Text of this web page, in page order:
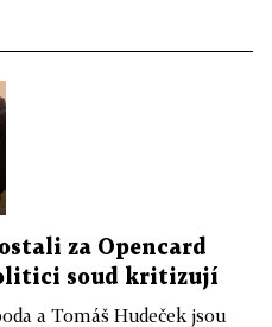
za Opencard
soud kritizují
a Tomáš Hudeček jsou